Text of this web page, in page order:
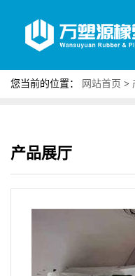
您当前的位置： 网站首页 >
产品展厅